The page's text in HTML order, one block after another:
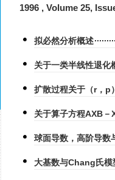
1996 , Volume 25,
拟必然分析概述
关于一类半线性退化
扩散过程关于（r，p
关于算子方程AXB
球面导数，高阶导数
大基数与Chang氏模